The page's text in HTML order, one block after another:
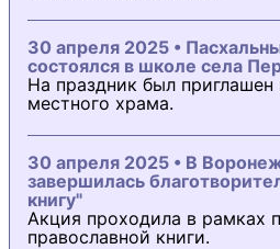
30 апреля 2025 •
состоялся в школе села
На праздник был приглашен
местного храма.
30 апреля 2025 • В
завершилась
книгу"
Акция проходила в рамках
православной книги.